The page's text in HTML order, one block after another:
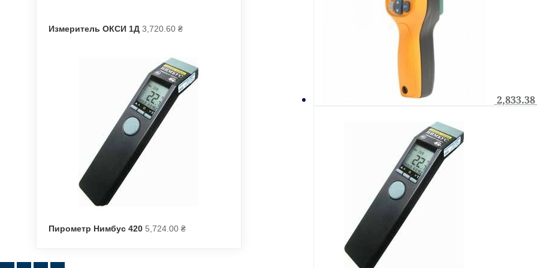
Измеритель ОКСИ 1Д 3,720.60 ₴
Пирометр Нимбус 420 5,724.00 ₴